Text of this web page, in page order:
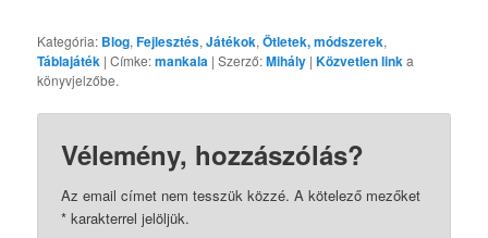
Kategória: Blog,Fejlesztés,Játékok,Ötletek, módszerek,
Táblajáték | Címke:mankala | Szerző:Mihály |Közvetlen linka
könyvjelzőbe.
Vélemény, hozzászólás?
Az email címet nem tesszük közzé. A kötelező mezőket
* karakterrel jelöljük.